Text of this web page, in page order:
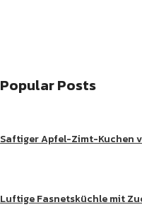
Popular Posts
Saftiger Apfel-Zimt-Kuchen
Luftige Fasnetsküchle mit